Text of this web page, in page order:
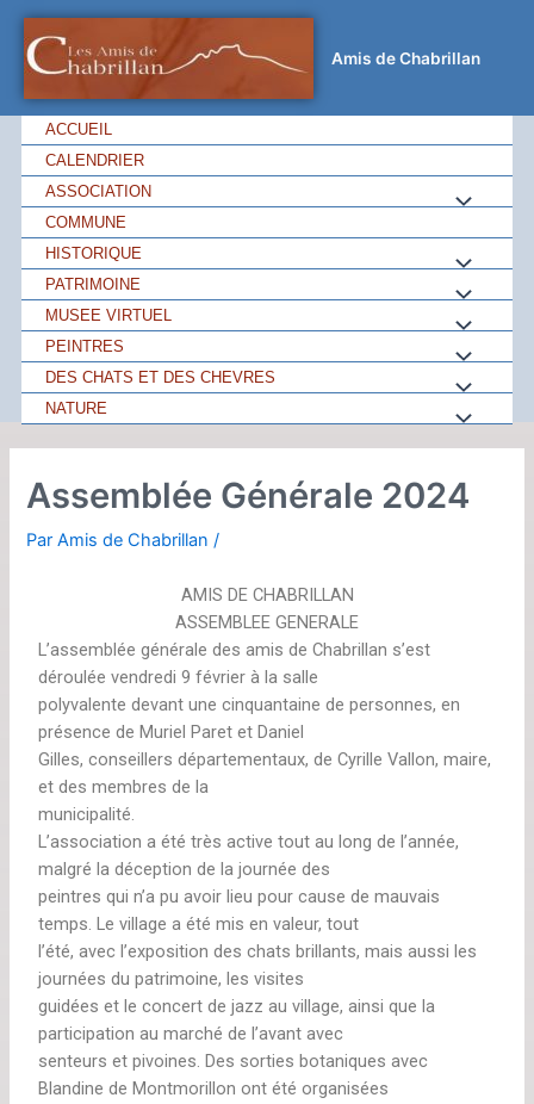
Amis de Chabrillan
ACCUEIL
CALENDRIER
ASSOCIATION
COMMUNE
HISTORIQUE
PATRIMOINE
MUSEE VIRTUEL
PEINTRES
DES CHATS ET DES CHEVRES
NATURE
Assemblée Générale 2024
ParAmis de Chabrillan /
AMIS DE CHABRILLAN
ASSEMBLEE GENERALE
L’assemblée générale des amis de Chabrillan s’est
déroulée vendredi 9 février à la salle
polyvalente devant une cinquantaine de personnes, en
présence de Muriel Paret et Daniel
Gilles, conseillers départementaux, de Cyrille Vallon, maire,
et des membres de la
municipalité.
L’association a été très active tout au long de l’année,
malgré la déception de la journée des
peintres qui n’a pu avoir lieu pour cause de mauvais
temps. Le village a été mis en valeur, tout
l’été, avec l’exposition des chats brillants, mais aussi les
journées du patrimoine, les visites
guidées et le concert de jazz au village, ainsi que la
participation au marché de l’avant avec
senteurs et pivoines. Des sorties botaniques avec
Blandine de Montmorillon ont été organisées